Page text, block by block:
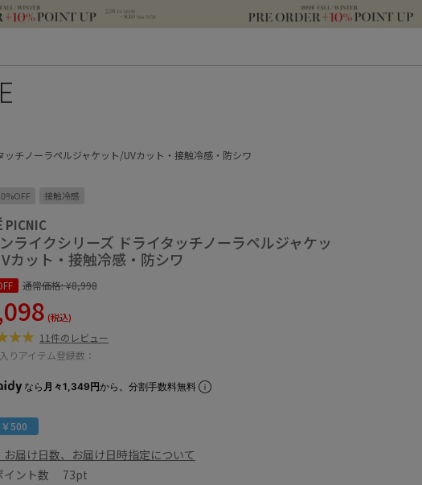
ッチノーラペルジャケット/UVカット・接触冷感・防シワ
接触冷感
PICNIC
ライクシリーズ ドライタッチノーラペルジャケッ
カット・接触冷感・防シワ
通常価格:¥8,998
(税込)
11件のレビュー
りアイテム登録数：
なら 月々1,349円から。分割手数料無料
500
お届け日数、お届け日時指定について
イント数 73pt